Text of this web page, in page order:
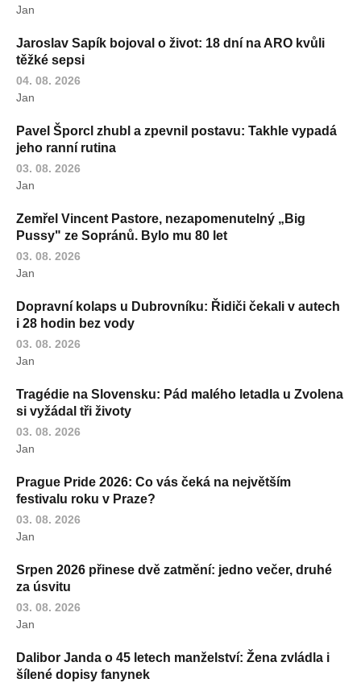
Jan
Jaroslav Sapík bojoval o život: 18 dní na ARO kvůli
těžké sepsi
04. 08. 2026
Jan
Pavel Šporcl zhubl a zpevnil postavu: Takhle vypadá
jeho ranní rutina
03. 08. 2026
Jan
Zemřel Vincent Pastore, nezapomenutelný „Big
Pussy" ze Sopránů. Bylo mu 80 let
03. 08. 2026
Jan
Dopravní kolaps u Dubrovníku: Řidiči čekali v autech
i 28 hodin bez vody
03. 08. 2026
Jan
Tragédie na Slovensku: Pád malého letadla u Zvolena
si vyžádal tři životy
03. 08. 2026
Jan
Prague Pride 2026: Co vás čeká na největším
festivalu roku v Praze?
03. 08. 2026
Jan
Srpen 2026 přinese dvě zatmění: jedno večer, druhé
za úsvitu
03. 08. 2026
Jan
Dalibor Janda o 45 letech manželství: Žena zvládla i
šílené dopisy fanynek